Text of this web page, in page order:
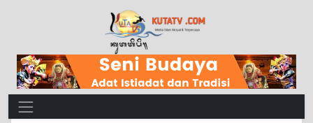
Main Navigation